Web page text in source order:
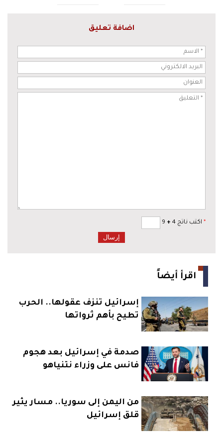
اضافة تعليق
* اكتب ناتج 4 +
اقرأ أيضاً
إسرائيل تنزف عقولها.. الحرب
تطيح بأهم ثرواتها
صدمة في إسرائيل بعد هجوم
فانس على وزراء نتنياهو
من اليمن إلى سوريا.. مسار يثير
قلق إسرائيل